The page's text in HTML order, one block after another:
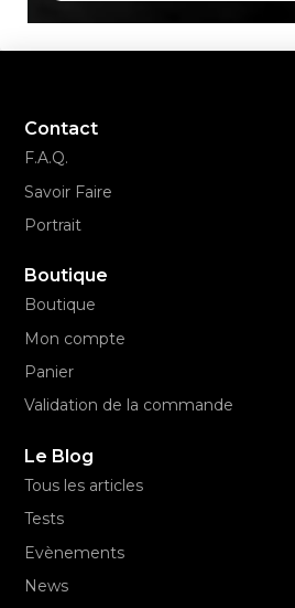
Contact
F.A.Q.
Savoir Faire
Portrait
Boutique
Boutique
Mon compte
Panier
Validation de la commande
Le Blog
Tous les articles
Tests
Evènements
News